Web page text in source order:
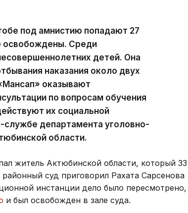
под амнистию попадают 27
освобождены. Среди
детей. Она
наказания около двух
оказывают
по вопросам обучения
их социальной
департамента уголовно-
области.
житель Актюбинской области, который 33
суд приговорил Рахата Сарсенова
инстанции дело было пересмотрено,
и был освобожден в зале суда.